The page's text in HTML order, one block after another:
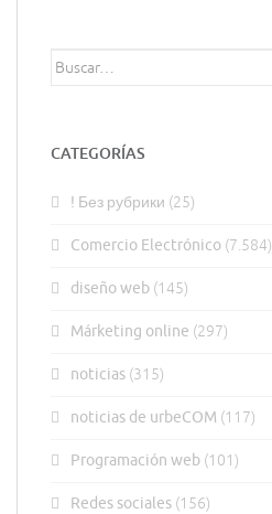
Buscar:
CATEGORÍAS
! Без рубрики (25)
Comercio Electrónico (7.584)
diseño web (145)
Márketing online (297)
noticias (315)
noticias de urbeCOM (117)
Programación web (101)
Redes sociales (156)